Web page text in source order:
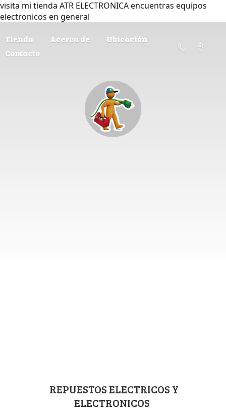
visita mi tienda ATR ELECTRONICA encuentras equipos
electronicos en general
Tienda Acerca de
Ubicación
Contacto
REPUESTOS ELECTRICOS Y
ELECTRONICOS